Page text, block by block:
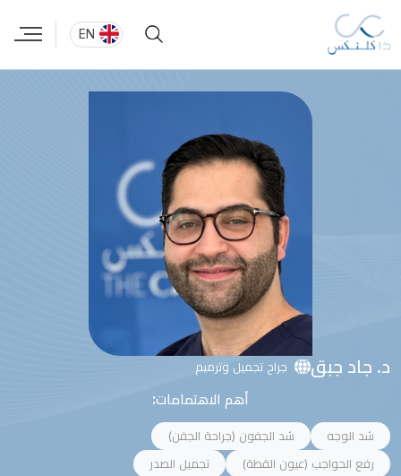
EN
د. جاد جبق جراح تجميل وترميم
أهم الاهتمامات:
شد الوجه
شد الجفون (جراحة الجفن)
رفع الحواجب (عيون القطة)
تجميل الصدر